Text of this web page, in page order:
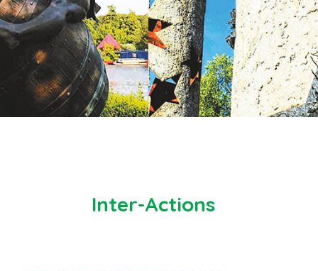
Inter-Actions